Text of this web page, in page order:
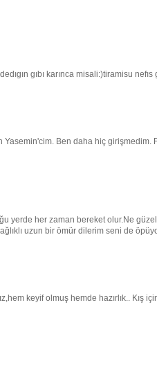
gıbı karınca misali:)tiramisu
Yasemin'cim. Ben daha hiç
yerde her zaman bereket olur.Ne
uzun bir ömür dilerim seni de
keyif olmuş hemde hazırlık..